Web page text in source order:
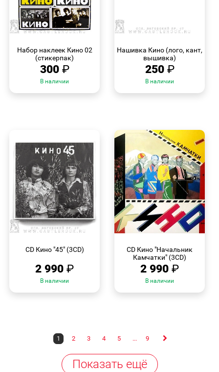
Набор наклеек Кино 02
(стикерпак)
300 ₽
В наличии
Нашивка Кино (лого, кант,
вышивка)
250 ₽
В наличии
CD Кино "45" (3CD)
2 990 ₽
В наличии
CD Кино "Начальник
Камчатки" (3CD)
2 990 ₽
В наличии
1 2 3 4 5 ... 9
Показать ещё